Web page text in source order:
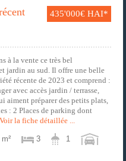
435'000€ HAI*
à la vente ce très bel
jardin au sud. Il offre une belle
récente de 2023 et comprend :
avec accès jardin / terrasse,
aiment préparer des petits plats,
: 2 Places de parking dont
Voir la fiche détaillée ...
3
1